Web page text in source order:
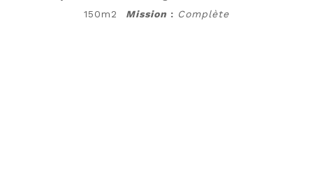
150m2 Mission : Complète